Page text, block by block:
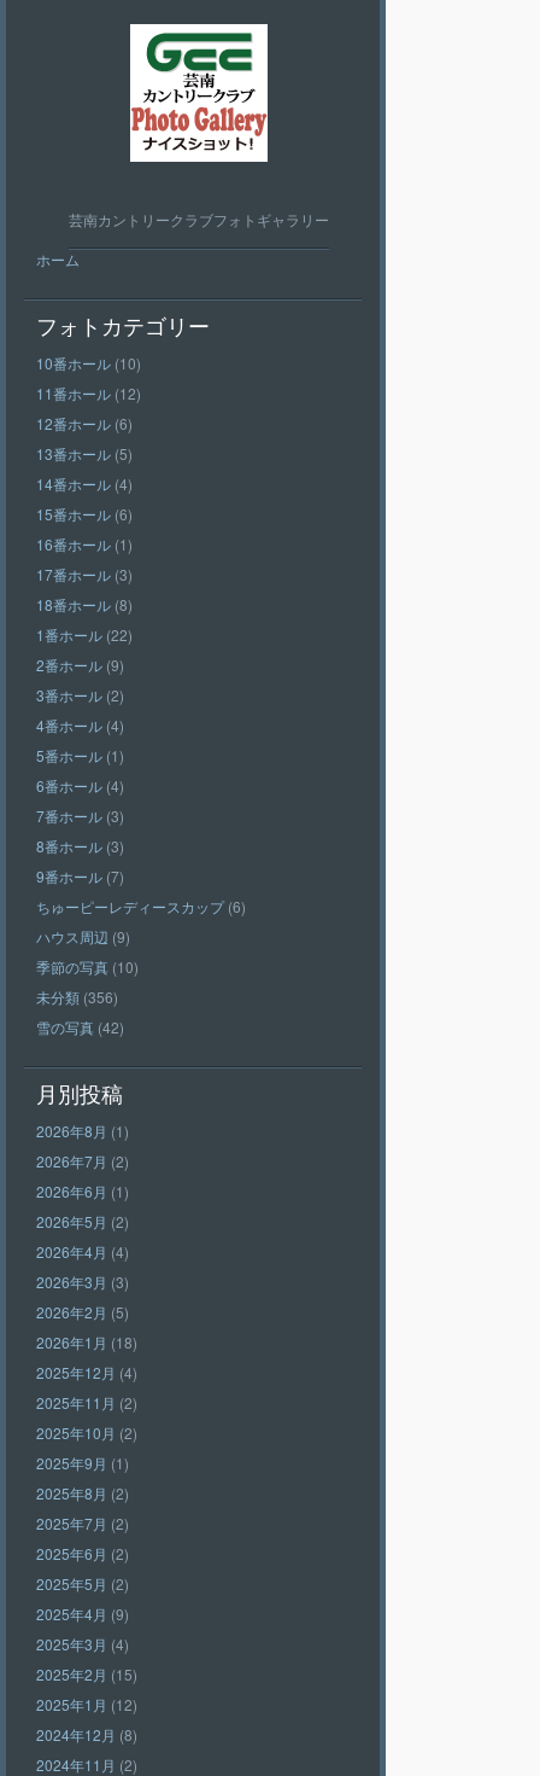
芸南カントリークラブフォトギャラリー
ホーム
フォトカテゴリー
10番ホール (10)
11番ホール (12)
12番ホール (6)
13番ホール (5)
14番ホール (4)
15番ホール (6)
16番ホール (1)
17番ホール (3)
18番ホール (8)
1番ホール (22)
2番ホール (9)
3番ホール (2)
4番ホール (4)
5番ホール (1)
6番ホール (4)
7番ホール (3)
8番ホール (3)
9番ホール (7)
ちゅーピーレディースカップ(6)
ハウス周辺 (9)
季節の写真 (10)
未分類 (356)
雪の写真 (42)
月別投稿
2026年8月 (1)
2026年7月 (2)
2026年6月 (1)
2026年5月 (2)
2026年4月 (4)
2026年3月 (3)
2026年2月 (5)
2026年1月 (18)
2025年12月 (4)
2025年11月 (2)
2025年10月 (2)
2025年9月 (1)
2025年8月 (2)
2025年7月 (2)
2025年6月 (2)
2025年5月 (2)
2025年4月 (9)
2025年3月 (4)
2025年2月 (15)
2025年1月 (12)
2024年12月 (8)
2024年11月 (2)